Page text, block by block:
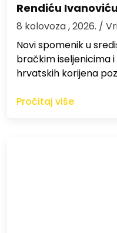
Rendiću Ivanoviću
8 kolovoza , 2026. /
Novi spomenik u
bračkim iseljenicima
hrvatskih korijena
Pročitaj više